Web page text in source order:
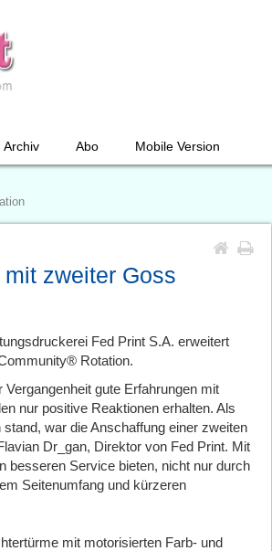
Archiv Abo Mobile Version
zweiter Goss
Fed Print S.A. erweitert
Rotation.
Vergangenheit gute Erfahrungen mit
nur positive Reaktionen erhalten. Als
war die Anschaffung einer zweiten
Dr_gan, Direktor von Fed Print. Mit
besseren Service bieten, nicht nur durch
Seitenumfang und kürzeren
mit motorisierten Farb- und